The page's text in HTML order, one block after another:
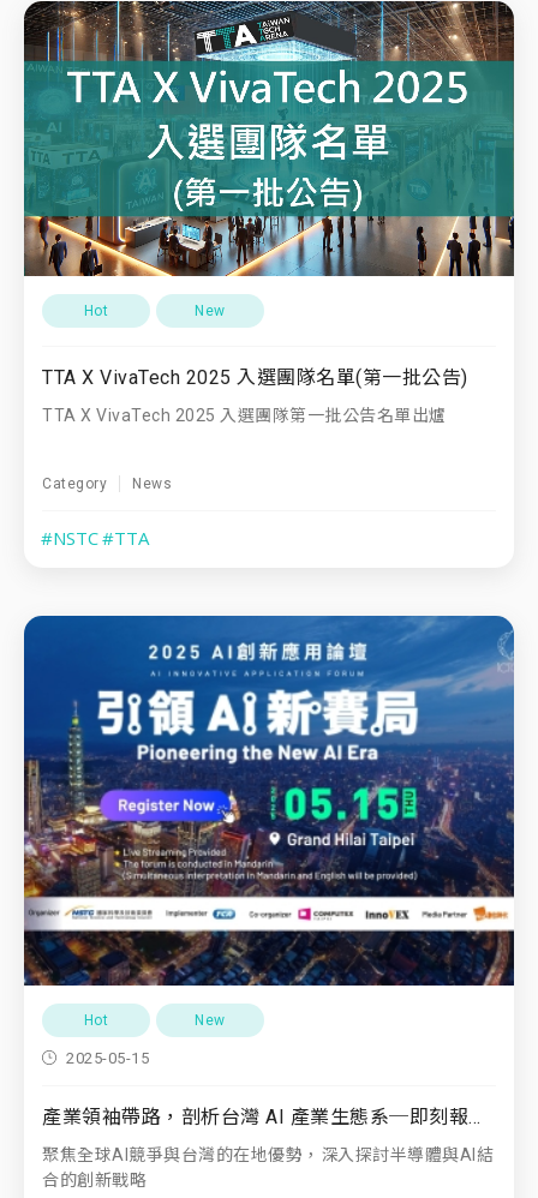
Hot New
TTA X VivaTech 2025 入選團隊名單(第一批公告)
TTA X VivaTech 2025 入選團隊第一批公告名單出爐
Category News
#NSTC#TTA
Hot New
2025-05-15
產業領袖帶路，剖析台灣 AI 產業生態系─即刻報名：引領AI新賽局 - AI創新應用論壇
聚焦全球AI競爭與台灣的在地優勢，深入探討半導體與AI結
合的創新戰略